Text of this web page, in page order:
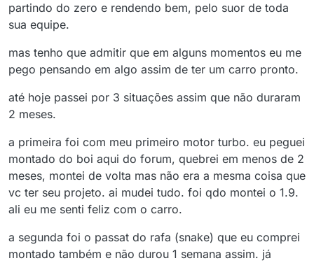
partindo do zero e rendendo bem, pelo suor de toda
sua equipe.
mas tenho que admitir que em alguns momentos eu me
pego pensando em algo assim de ter um carro pronto.
até hoje passei por 3 situações assim que não duraram
2 meses.
a primeira foi com meu primeiro motor turbo. eu peguei
montado do boi aqui do forum, quebrei em menos de 2
meses, montei de volta mas não era a mesma coisa que
vc ter seu projeto. ai mudei tudo. foi qdo montei o 1.9.
ali eu me senti feliz com o carro.
a segunda foi o passat do rafa (snake) que eu comprei
montado também e não durou 1 semana assim. já